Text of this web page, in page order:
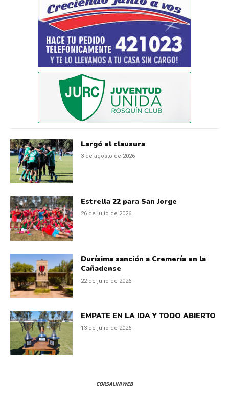
Largó el clausura
3 de agosto de 2026
Estrella 22 para San Jorge
26 de julio de 2026
Durísima sanción a Cremería en la
Cañadense
22 de julio de 2026
EMPATE EN LA IDA Y TODO ABIERTO
13 de julio de 2026
CORSALINIWEB